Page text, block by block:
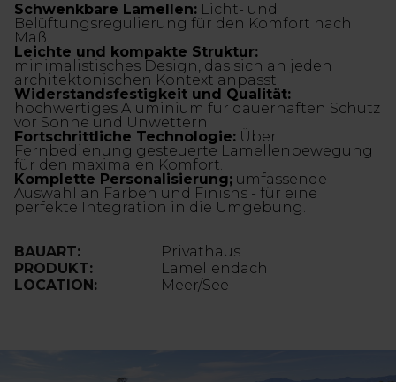
Schwenkbare Lamellen: Licht- und
Belüftungsregulierung für den Komfort nach
Maß.
Leichte und kompakte Struktur:
minimalistisches Design, das sich an jeden
architektonischen Kontext anpasst.
Widerstandsfestigkeit und Qualität:
hochwertiges Aluminium für dauerhaften Schutz
vor Sonne und Unwettern.
Fortschrittliche Technologie: Über
Fernbedienung gesteuerte Lamellenbewegung
für den maximalen Komfort.
Komplette Personalisierung; umfassende
Auswahl an Farben und Finishs - für eine
perfekte Integration in die Umgebung.
BAUART:
Privathaus
PRODUKT:
Lamellendach
LOCATION:
Meer/See